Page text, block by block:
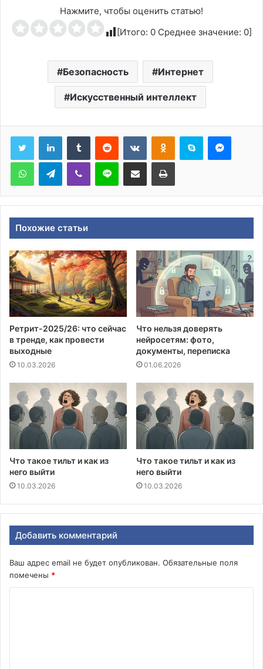
Нажмите, чтобы оценить статью!
[Итого: 0 Среднее значение: 0]
Безопасность Интернет
Искусственный интеллект
Tumblr Reddit ВконтактеОдноклассники
Skype
WhatsAppTelegramViber Line Поделиться через электронную почту Печатать
Похожие статьи
Ретрит-2025/26: что сейчас
в тренде, как провести
выходные
10.03.2026
Что нельзя доверять
нейросетям: фото,
документы, переписка
01.06.2026
Что такое тильт и как из
него выйти
10.03.2026
Что такое тильт и как из
него выйти
10.03.2026
Добавить комментарий
Ваш адрес email не будет опубликован. Обязательные поля
помечены *